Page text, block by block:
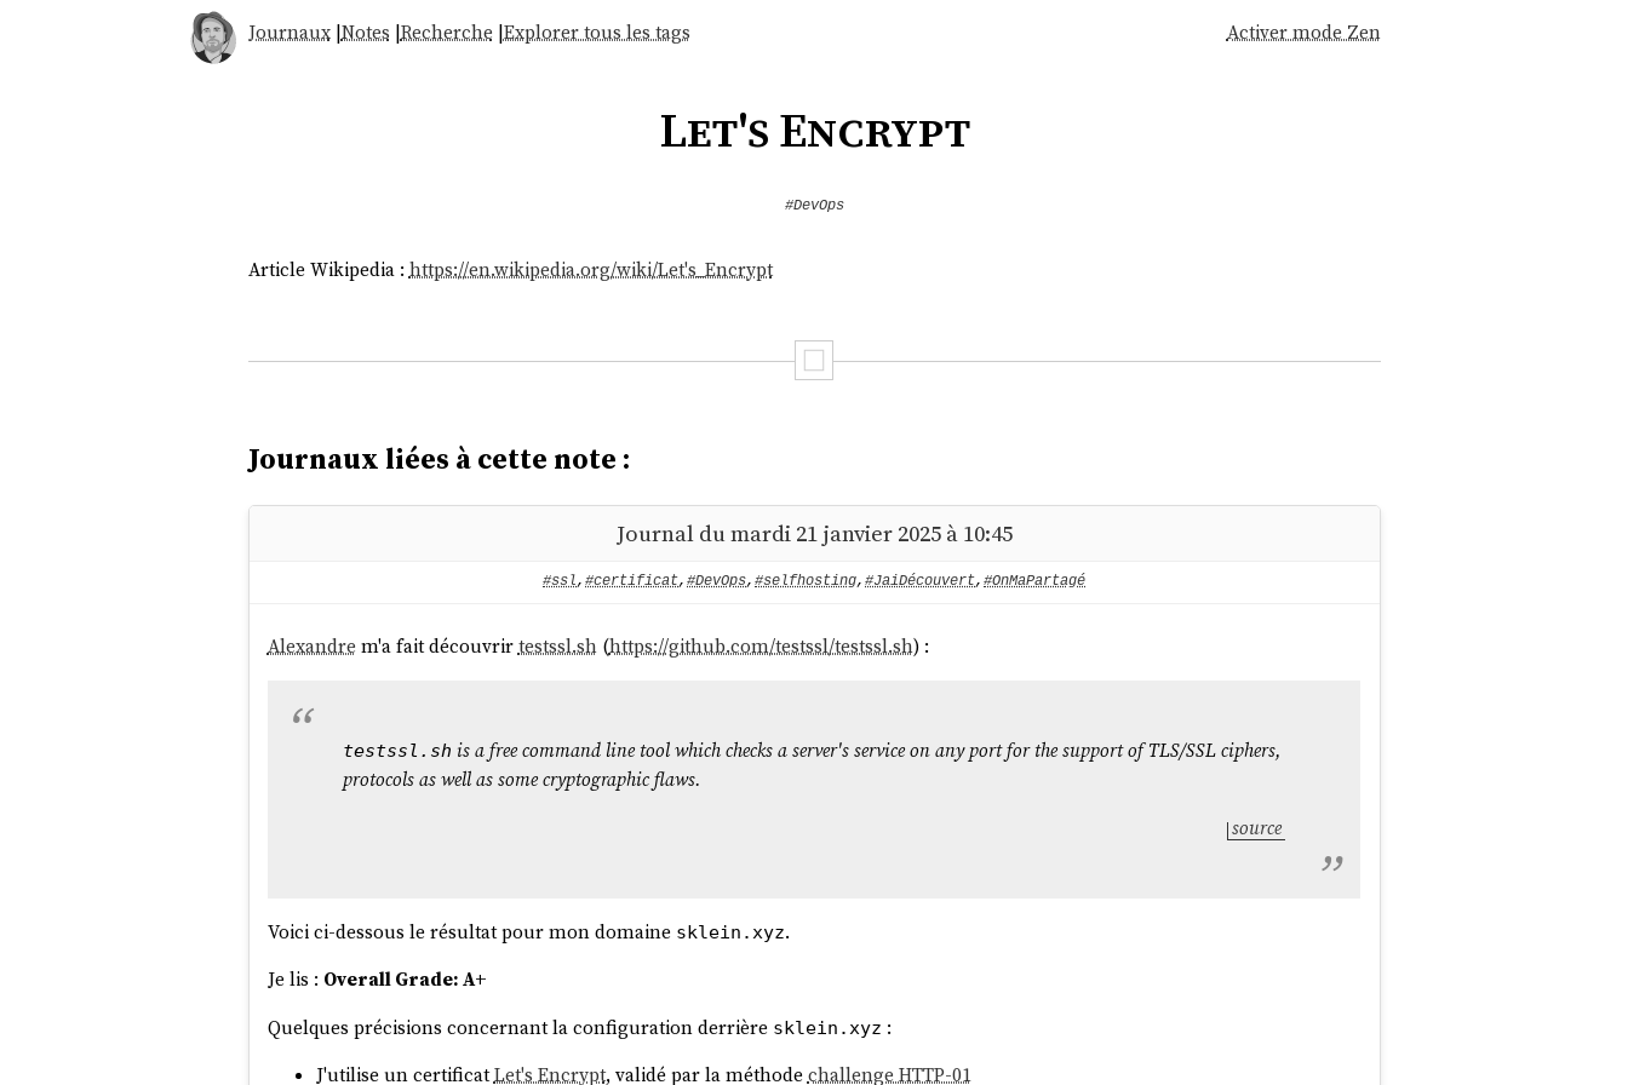
Journaux|Notes |Recherche |Explorer tous les tags Activer mode Zen
Let's Encrypt
#DevOps
Article Wikipedia : https://en.wikipedia.org/wiki/Let's_Encrypt
Journaux liées à cette note :
Journal du mardi 21 janvier 2025 à 10:45
#ssl, #certificat, #DevOps, #selfhosting, #JaiDécouvert, #OnMaPartagé
Alexandre m'a fait découvrirtestssl.sh(https://github.com/testssl/testssl.sh) :
testssl.sh is a free command line tool which checks a server's service on any port for the support of TLS/SSL ciphers,
protocols as well as some cryptographic flaws.
source
Voici ci-dessous le résultat pour mon domaine sklein.xyz.
Je lis : Overall Grade: A+
Quelques précisions concernant la configuration derrière sklein.xyz :
J'utilise un certificatLet's Encrypt, validé par la méthode challenge HTTP-01